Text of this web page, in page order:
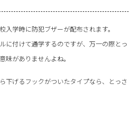
入学時に防犯ブザーが配布されます。
に付けて通学するのですが、万一の際とっ
味がありませんよね。
下げるフックがついたタイプなら、とっさ